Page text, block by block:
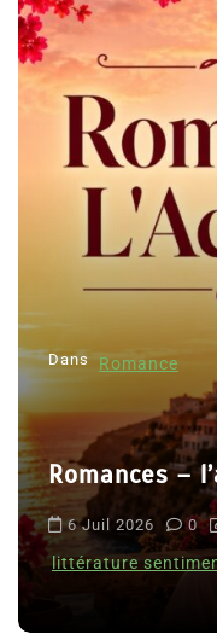
Dans Romance
Romances –
6 Juil 2026 0
littérature